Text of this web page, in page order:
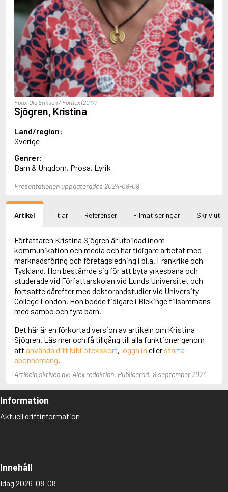
Abulhawa, Susan
Aburas, Lone
Achebe, Chinua
Achmatova, Anna
Aciman, André
Ackebo, Lena
Acker, Kathy
Ackroyd, Peter
Adam de la Halle
Adamov, Arthur
Adams, Douglas
Adams, Herbert
Adams, Jane
Adams, Richard
Adbåge, Emma
Adbåge, Lisen
Adelborg, Ottilia
Adiga, Aravind
Adnan, Etel
Adolfsson, Evert
Adolfsson, Gunnar
Adolfsson, Josefine
Adolfsson, Maria
Adolphsen, Peter
Foto: Ola Erikson / Forflex (2017)
Sjögren, Kristina
Land/region:
Sverige
Genrer:
Barn & Ungdom, Prosa, Lyrik
Presentationen uppdaterades 2024-09-09
Artikel Titlar Referenser Filmatiseringar Skriv ut
Författaren Kristina Sjögren är utbildad inom
kommunikation och media och har tidigare arbetat med
marknadsföring och företagsledning i bl.a. Frankrike och
Tyskland. Hon bestämde sig för att byta yrkesbana och
studerade vid Författarskolan vid Lunds Universitet och
fortsatte därefter med doktorandstudier vid University
College London. Hon bodde tidigare i Blekinge tillsammans
med sambo och fyra barn.
Det här är en förkortad version av artikeln om Kristina
Sjögren. Läs mer och få tillgång till alla funktioner genom
att använda ditt bibliotekskort, logga in eller starta
abonnemang
Artikeln skriven av: Alex redaktion. Publicerad: 9 september 2024
Information
Aktuell driftinformation
Innehåll
Idag 2026-08-08